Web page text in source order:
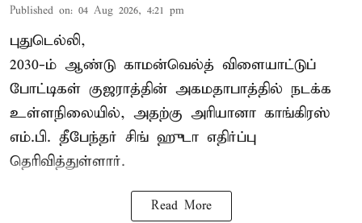
Published on: 04 Aug 2026, 4:21 pm
புதுடெல்லி,
2030-ம் ஆண்டு காமன்வெல்த் விளையாட்டுப்
போட்டிகள் குஜராத்தின் அகமதாபாத்தில் நடக்க
உள்ளநிலையில், அதற்கு அரியானா காங்கிரஸ்
எம்.பி. தீபேந்தர் சிங் ஹுடா எதிர்ப்பு
தெரிவித்துள்ளார்.
Read More